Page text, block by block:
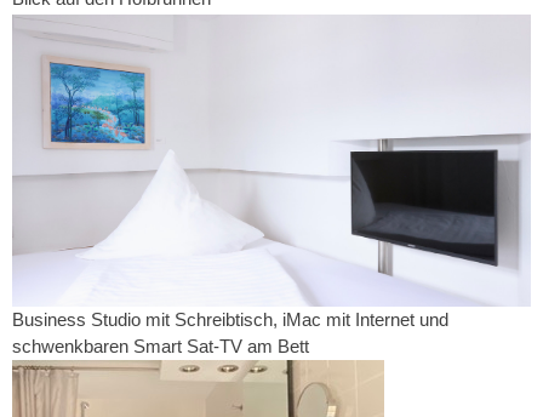
Business Studio mit Schreibtisch, iMac mit Internet und
schwenkbaren Smart Sat-TV am Bett